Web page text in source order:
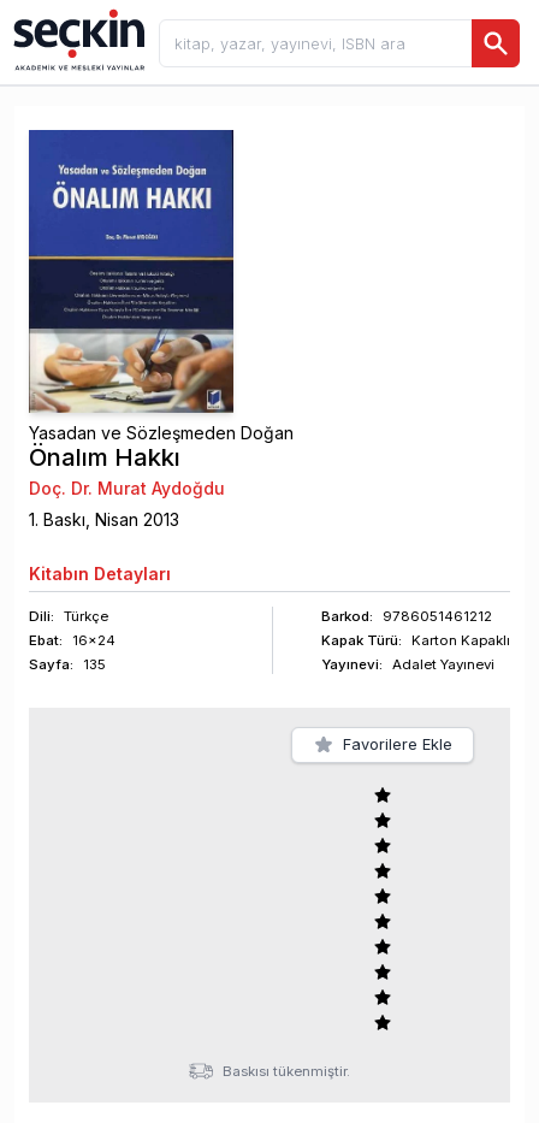
Yasadan ve Sözleşmeden Doğan
Önalım Hakkı
Doç. Dr. Murat Aydoğdu
1. Baskı, Nisan 2013
Kitabın Detayları
Dili:
Türkçe
Ebat:
16x24
Sayfa: 135
Barkod:
9786051461212
Kapak Türü:
Karton Kapaklı
Yayınevi:
Adalet Yayınevi
Favorilere Ekle
Baskısı tükenmiştir.